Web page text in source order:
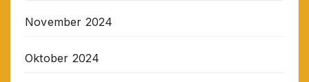
November 2024
Oktober 2024